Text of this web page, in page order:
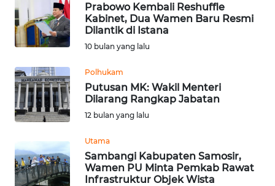
Prabowo Kembali Reshuffle
Kabinet, Dua Wamen Baru Resmi
Dilantik di Istana
10 bulan yang lalu
Polhukam
Putusan MK: Wakil Menteri
Dilarang Rangkap Jabatan
12 bulan yang lalu
Utama
Sambangi Kabupaten Samosir,
Wamen PU Minta Pemkab Rawat
Infrastruktur Objek Wista
OPINI
Informasi
INDEKS
BERITA
KONTAK
INFO
IKLAN